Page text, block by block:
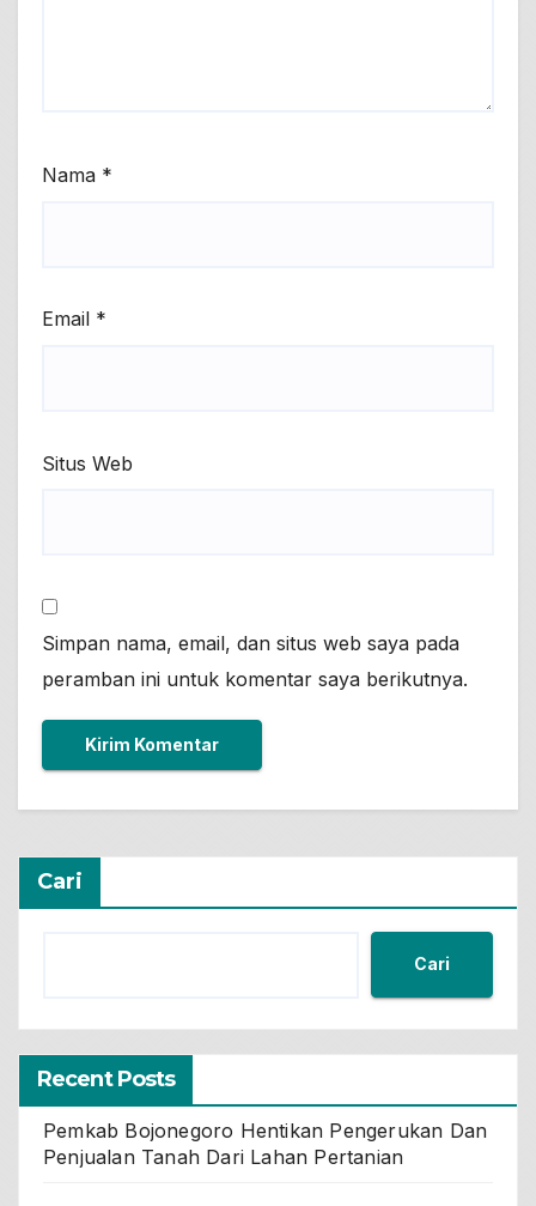
Nama *
Email *
Situs Web
Simpan nama, email, dan situs web saya pada
peramban ini untuk komentar saya berikutnya.
Cari
Cari
Recent Posts
Pemkab Bojonegoro Hentikan Pengerukan Dan
Penjualan Tanah Dari Lahan Pertanian